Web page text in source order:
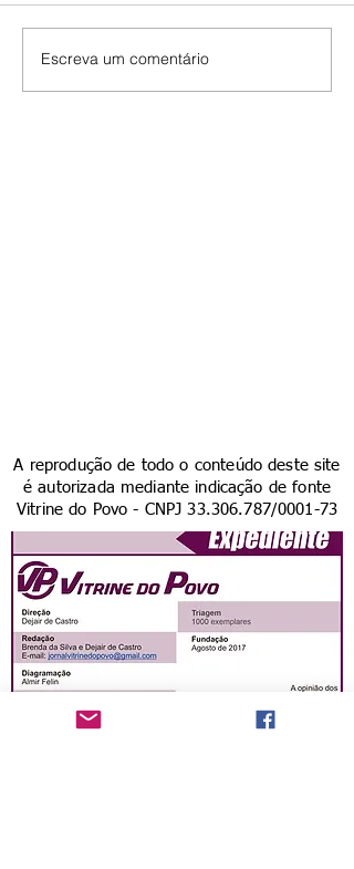
Escreva um comentário
A reprodução de todo o conteúdo deste site
é autorizada mediante indicação de fonte
Vitrine do Povo - CNPJ33.306.787/0001-73